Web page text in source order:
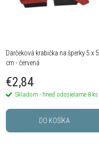
Darčeková krabička na šperky 5 x 5
cm - červená
€2,84
Skladom - hneď odosielame 8 ks
DO KOŠÍKA